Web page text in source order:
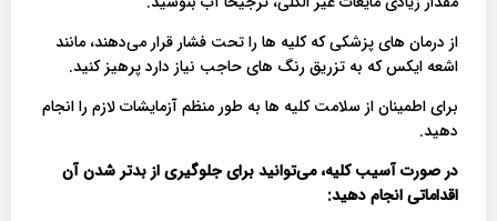
از درمان های پزشکی که کلیه ها را تحت فشار قرار می‌دهند، مانند
اشعه ایکس که به تزریق رنگ های حاجب نیاز دارد پرهیز کنید.
برای اطمینان از سلامت کلیه ها به طور منظم آزمایشات لازم را انجام
دهید.
در صورت آسیب کلیه، می‌توانید برای جلوگیری از بدتر شدن آن
اقداماتی انجام دهید: